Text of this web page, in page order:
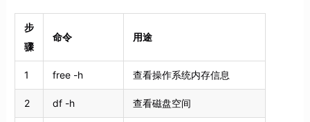
步
骤
命令 用途
1 free -h 查看操作系统内存信息
2 df -h 查看磁盘空间